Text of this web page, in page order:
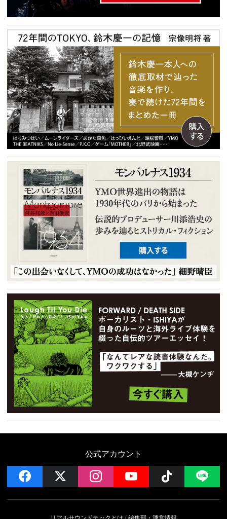
公式アカウント
facebook instagramYouTube Follow
リアルサウンドテックとは 編集部・運営情報